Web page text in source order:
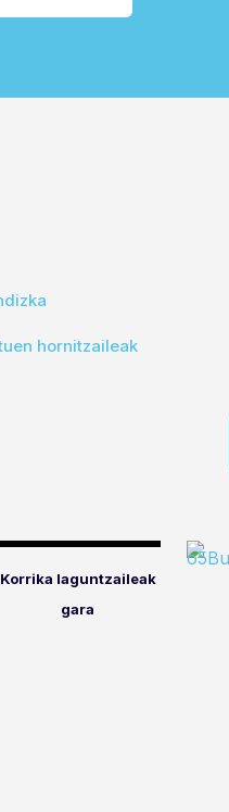
hornitzaileak
Korrika laguntzaileak
gara